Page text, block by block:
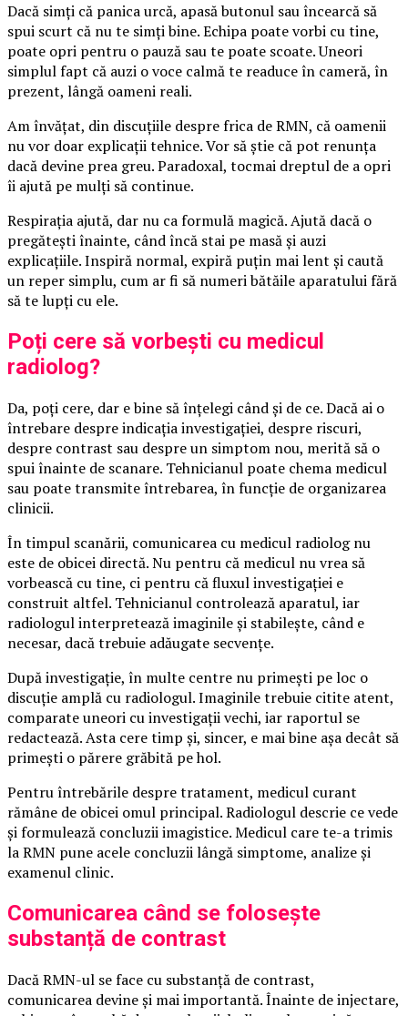
Dacă simți că panica urcă, apasă butonul sau încearcă să
spui scurt că nu te simți bine. Echipa poate vorbi cu tine,
poate opri pentru o pauză sau te poate scoate. Uneori
simplul fapt că auzi o voce calmă te readuce în cameră, în
prezent, lângă oameni reali.
Am învățat, din discuțiile despre frica de RMN, că oamenii
nu vor doar explicații tehnice. Vor să știe că pot renunța
dacă devine prea greu. Paradoxal, tocmai dreptul de a opri
îi ajută pe mulți să continue.
Respirația ajută, dar nu ca formulă magică. Ajută dacă o
pregătești înainte, când încă stai pe masă și auzi
explicațiile. Inspiră normal, expiră puțin mai lent și caută
un reper simplu, cum ar fi să numeri bătăile aparatului fără
să te lupți cu ele.
Poți cere să vorbești cu medicul
radiolog?
Da, poți cere, dar e bine să înțelegi când și de ce. Dacă ai o
întrebare despre indicația investigației, despre riscuri,
despre contrast sau despre un simptom nou, merită să o
spui înainte de scanare. Tehnicianul poate chema medicul
sau poate transmite întrebarea, în funcție de organizarea
clinicii.
În timpul scanării, comunicarea cu medicul radiolog nu
este de obicei directă. Nu pentru că medicul nu vrea să
vorbească cu tine, ci pentru că fluxul investigației e
construit altfel. Tehnicianul controlează aparatul, iar
radiologul interpretează imaginile și stabilește, când e
necesar, dacă trebuie adăugate secvențe.
După investigație, în multe centre nu primești pe loc o
discuție amplă cu radiologul. Imaginile trebuie citite atent,
comparate uneori cu investigații vechi, iar raportul se
redactează. Asta cere timp și, sincer, e mai bine așa decât să
primești o părere grăbită pe hol.
Pentru întrebările despre tratament, medicul curant
rămâne de obicei omul principal. Radiologul descrie ce vede
și formulează concluzii imagistice. Medicul care te-a trimis
la RMN pune acele concluzii lângă simptome, analize și
examenul clinic.
Comunicarea când se folosește
substanță de contrast
Dacă RMN-ul se face cu substanță de contrast,
comunicarea devine și mai importantă. Înainte de injectare,